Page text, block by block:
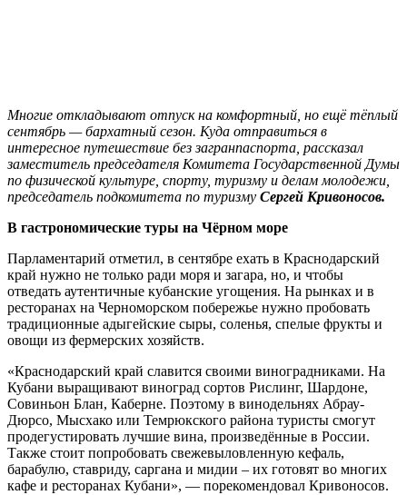
Многие откладывают отпуск на комфортный, но ещё тёплый
сентябрь — бархатный сезон. Куда отправиться в
интересное путешествие без загранпаспорта, рассказал
заместитель председателя Комитета Государственной Думы
по физической культуре, спорту, туризму и делам молодежи,
председатель подкомитета по туризму Сергей Кривоносов.
В гастрономические туры на Чёрном море
Парламентарий отметил, в сентябре ехать в Краснодарский
край нужно не только ради моря и загара, но, и чтобы
отведать аутентичные кубанские угощения. На рынках и в
ресторанах на Черноморском побережье нужно пробовать
традиционные адыгейские сыры, соленья, спелые фрукты и
овощи из фермерских хозяйств.
«Краснодарский край славится своими виноградниками. На
Кубани выращивают виноград сортов Рислинг, Шардоне,
Совиньон Блан, Каберне. Поэтому в винодельнях Абрау-
Дюрсо, Мысхако или Темрюкского района туристы смогут
продегустировать лучшие вина, произведённые в России.
Также стоит попробовать свежевыловленную кефаль,
барабулю, ставриду, саргана и мидии – их готовят во многих
кафе и ресторанах Кубани», — порекомендовал Кривоносов.